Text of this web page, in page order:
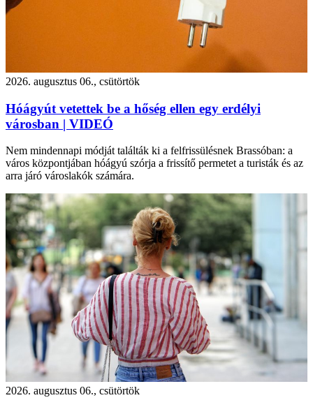
2026. augusztus 06., csütörtök
Hóágyút vetettek be a hőség ellen egy erdélyi
városban | VIDEÓ
Nem mindennapi módját találták ki a felfrissülésnek Brassóban: a
város központjában hóágyú szórja a frissítő permetet a turisták és az
arra járó városlakók számára.
2026. augusztus 06., csütörtök